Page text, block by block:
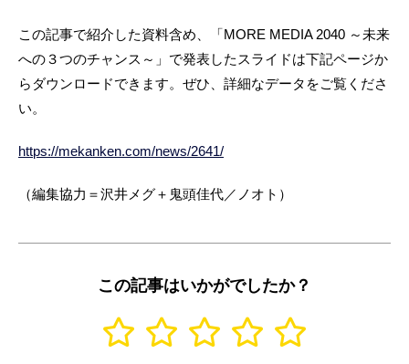
この記事で紹介した資料含め、「MORE MEDIA 2040 ～未来
への３つのチャンス～」で発表したスライドは下記ページか
らダウンロードできます。ぜひ、詳細なデータをご覧くださ
い。
https://mekanken.com/news/2641/
（編集協力＝沢井メグ＋鬼頭佳代／ノオト）
この記事はいかがでしたか？